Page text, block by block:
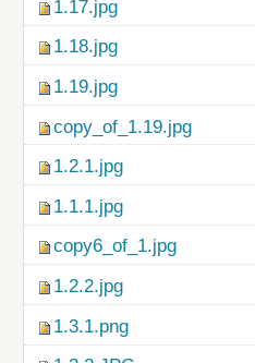
1.17.jpg
1.18.jpg
1.19.jpg
copy_of_1.19.jpg
1.2.1.jpg
1.1.1.jpg
copy6_of_1.jpg
1.2.2.jpg
1.3.1.png